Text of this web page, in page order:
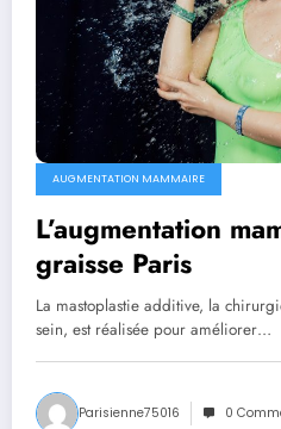
AUGMENTATION MAMMAIRE
L’augmentation
graisse Paris
La mastoplastie additive, la
sein, est réalisée pour améliorer…
Parisienne75016 0